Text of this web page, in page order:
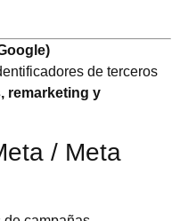
de terceros
remarketing y
/ Meta